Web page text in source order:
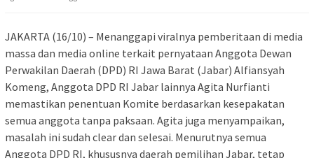
JAKARTA (16/10) – Menanggapi viralnya pemberitaan di media
massa dan media online terkait pernyataan Anggota Dewan
Perwakilan Daerah (DPD) RI Jawa Barat (Jabar) Alfiansyah
Komeng, Anggota DPD RI Jabar lainnya Agita Nurfianti
memastikan penentuan Komite berdasarkan kesepakatan
semua anggota tanpa paksaan. Agita juga menyampaikan,
masalah ini sudah clear dan selesai. Menurutnya semua
Anggota DPD RI, khususnya daerah pemilihan Jabar, tetap